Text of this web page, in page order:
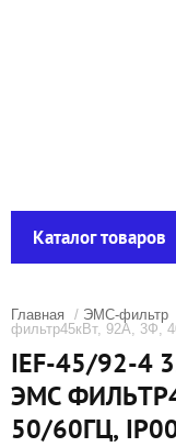
Каталог товаров
Главная / ЭМС-фильтр
фильтр45кВт, 92А, 3Ф,
IEF-45/92-4
ЭМС
50/60ГЦ,